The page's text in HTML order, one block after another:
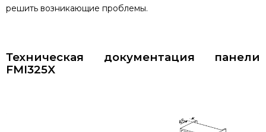
решить возникающие проблемы.
Техническая документация панели
FMI325X